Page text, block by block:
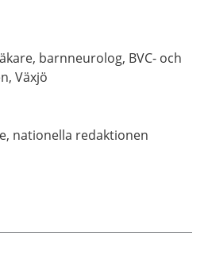
barnneurolog, BVC- och
Växjö
nationella redaktionen